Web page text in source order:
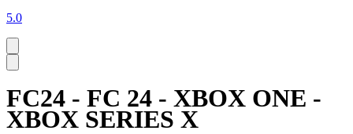
5.0
FC24 - FC 24 - XBOX ONE -
XBOX SERIES X